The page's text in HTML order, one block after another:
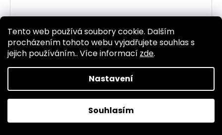
Tento web používá soubory cookie. Dalším
procházením tohoto webu vyjadřujete souhlas s
jejich používáním.. Více informací zde.
Nastavení
Souhlasím
577139-00 TĚSNĚNÍ 97
Skladem(3 ks)
63 Kč bez DPH
DO KOŠÍKU